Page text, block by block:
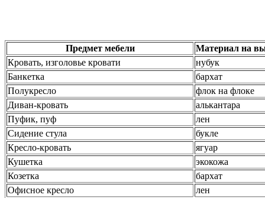
Предмет мебели
Материал на
Кровать, изголовье кровати
нубук
Банкетка
бархат
Полукресло
флок на флоке
Диван-кровать
алькантара
Пуфик, пуф
лен
Сидение стула
букле
Кресло-кровать
ягуар
Кушетка
экокожа
Козетка
бархат
Офисное кресло
лен